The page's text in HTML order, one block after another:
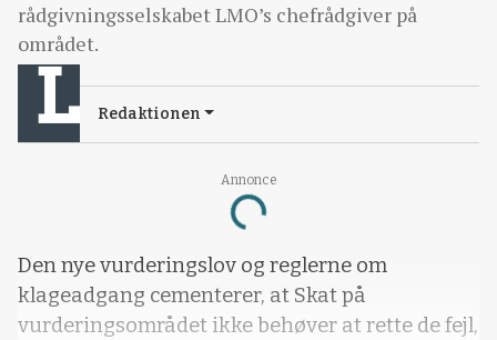
Annonce
Loading...
rådgivningsselskabet LMO’s chefrådgiver på
området.
Redaktionen
Den nye vurderingslov og reglerne om
klageadgang cementerer, at Skat på
vurderingsområdet ikke behøver at rette de fejl,